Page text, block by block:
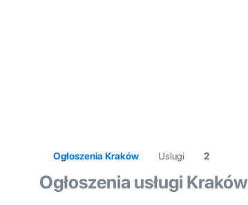
Ogłoszenia Kraków Uslugi 2
Ogłoszenia usługi Kraków